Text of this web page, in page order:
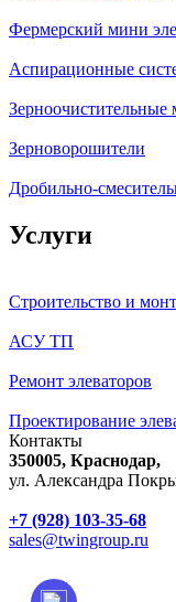
Фермерский мини
Аспирационные
Зерноворошители
Дробильно-
Услуги
Строительство и
АСУ ТП
Ремонт элеваторов
Проектирование
Контакты
350005, Краснодар,
ул. Александра
+7 (928) 103-35-68
sales@twingroup.ru